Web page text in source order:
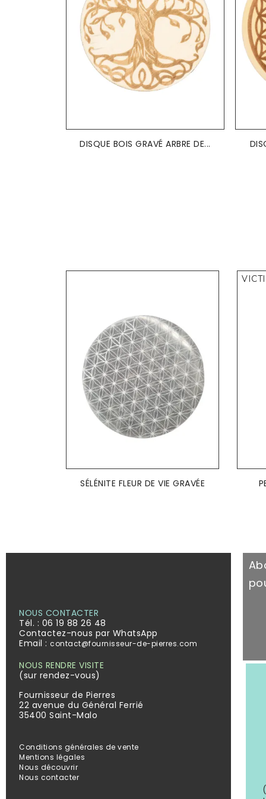
DISQUE BOIS GRAVÉ ARBRE DE...
SÉLÉNITE FLEUR DE VIE GRAVÉE
NOUS CONTACTER
Tél. : 06 19 88 26 48
Contactez-nous par WhatsApp
Email : contact@fournisseur-de-pierres.com
NOUS RENDRE VISITE
(sur rendez-vous)
Fournisseur de Pierres
22 avenue du Général Ferrié
35400 Saint-Malo
Conditions générales de vente
Mentions légales
Nous découvrir
Nous contacter